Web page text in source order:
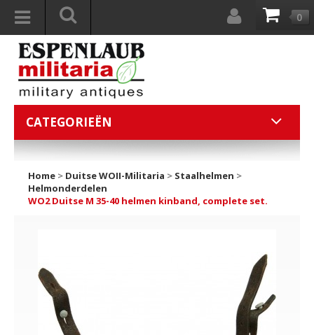
0
CATEGORIEËN
Home > Duitse WOII-Militaria > Staalhelmen >
Helmonderdelen
WO2 Duitse M 35-40 helmen kinband, complete set.